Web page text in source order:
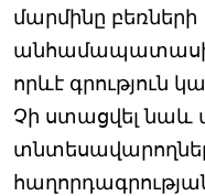
մարմինը բեռների
որևէ գրություն
Չի ստացվել